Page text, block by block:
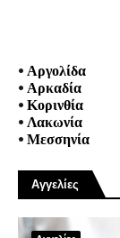
• Αργολίδα
• Αρκαδία
• Κορινθία
• Λακωνία
• Μεσσηνία
Αγγελίες